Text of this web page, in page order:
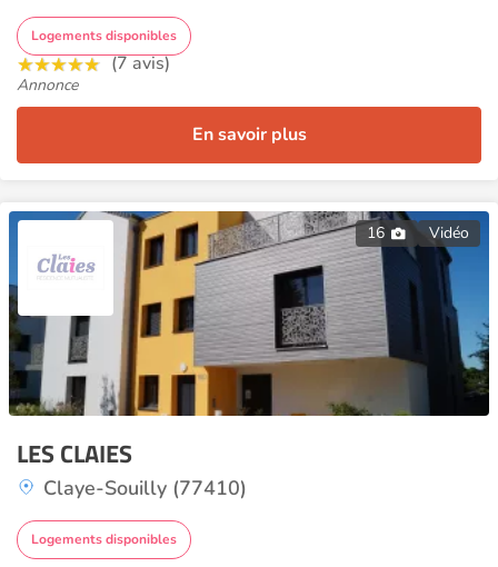
Logements disponibles
(7 avis)
Annonce
En savoir plus
16 Vidéo
LES CLAIES
Claye-Souilly (77410)
Logements disponibles